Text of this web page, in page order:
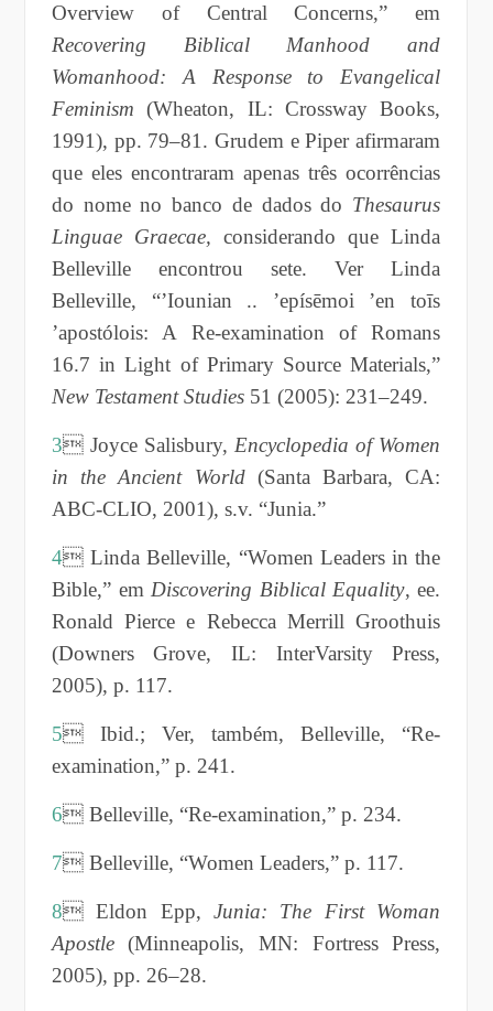
Overview of Central Concerns,” em
Recovering Biblical Manhood and
Womanhood: A Response to Evangelical
Feminism (Wheaton, IL: Crossway Books,
1991), pp. 79–81. Grudem e Piper afirmaram
que eles encontraram apenas três ocorrências
do nome no banco de dados do Thesaurus
Linguae Graecae, considerando que Linda
Belleville encontrou sete. Ver Linda
Belleville, “’Iounian .. ’epísēmoi ’en toīs
’apostólois: A Re-examination of Romans
16.7 in Light of Primary Source Materials,”
New Testament Studies51 (2005): 231–249.
3 Joyce Salisbury, Encyclopedia of Women
in the Ancient World(Santa Barbara, CA:
ABC-CLIO, 2001), s.v. “Junia.”
4 Linda Belleville, “Women Leaders in the
Bible,” em Discovering Biblical Equality, ee.
Ronald Pierce e Rebecca Merrill Groothuis
(Downers Grove, IL: InterVarsity Press,
2005), p. 117.
5 Ibid.; Ver, também, Belleville, “Re-
examination,” p. 241.
6 Belleville, “Re-examination,” p. 234.
7 Belleville, “Women Leaders,” p. 117.
8 Eldon Epp, Junia: The First Woman
Apostle(Minneapolis, MN: Fortress Press,
2005), pp. 26–28.